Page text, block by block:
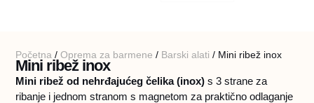
Početna /Oprema za barmene / Barski alati / Mini ribež inox
Mini ribež inox
Mini ribež od nehrđajućeg čelika (inox) s 3 strane za
ribanje i jednom stranom s magnetom za praktično odlaganje